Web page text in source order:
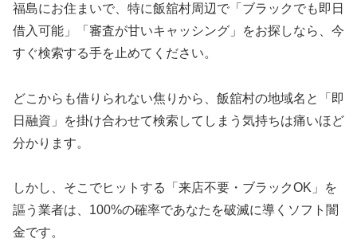
福島にお住まいで、特に飯舘村周辺で「ブラックでも即日
借入可能」「審査が甘いキャッシング」をお探しなら、今
すぐ検索する手を止めてください。
どこからも借りられない焦りから、飯舘村の地域名と「即
日融資」を掛け合わせて検索してしまう気持ちは痛いほど
分かります。
しかし、そこでヒットする「来店不要・ブラックOK」を
謳う業者は、100%の確率であなたを破滅に導くソフト闇
金です。